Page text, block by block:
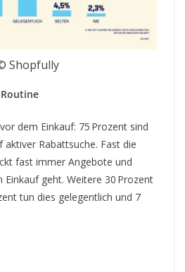
Shopfully
dem Einkauf: 75 Prozent sind
Rabattsuche. Fast die
fast immer Angebote und
geht. Weitere 30 Prozent
tun dies gelegentlich und 7